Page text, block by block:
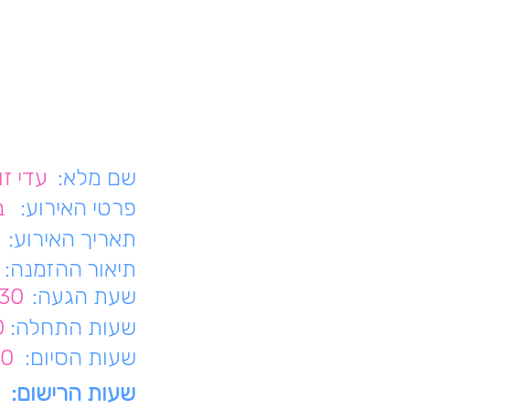
שם מלא: עדי
פרטי האירוע:
תאריך האירוע:
תיאור ההזמנה:
שעת הגעה:
שעות התחלה:
שעות הסיום:
שעות הרישום: